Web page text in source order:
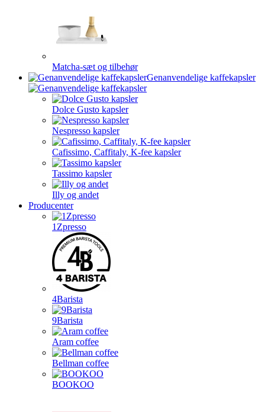
Matcha-sæt og tilbehør
Genanvendelige kaffekapsler
Dolce Gusto kapsler
Nespresso kapsler
Cafissimo, Caffitaly, K-fee kapsler
Tassimo kapsler
Illy og andet
Producenter
1Zpresso
4Barista
9Barista
Aram coffee
Bellman coffee
BOOKOO